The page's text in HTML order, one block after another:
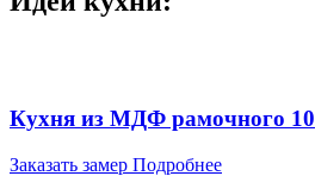
Кухня из МДФ рамочного 10
Заказать замер Подробнее